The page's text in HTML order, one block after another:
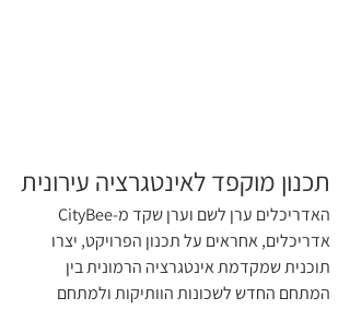
תכנון מוקפד לאינטגרציה עירונית
אדריכלים, אחראים על תכנון הפרויקט, יצרו
תוכנית שמקדמת אינטגרציה הרמונית בין
המתחם החדש לשכונות הוותיקות ולמתחם